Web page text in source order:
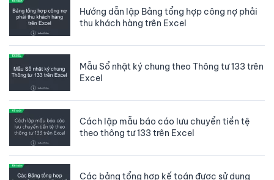
Hướng dẫn lập Bảng tổng hợp công nợ phải
thu khách hàng trên Excel
Mẫu Sổ nhật ký chung theo Thông tư 133 trên
Excel
Cách lập mẫu báo cáo lưu chuyển tiền tệ
theo thông tư 133 trên Excel
Các bảng tổng hợp kế toán được sử dụng